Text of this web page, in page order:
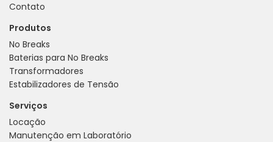
Contato
Produtos
No Breaks
Baterias para No Breaks
Transformadores
Estabilizadores de Tensão
Serviços
Locação
Manutenção em Laboratório